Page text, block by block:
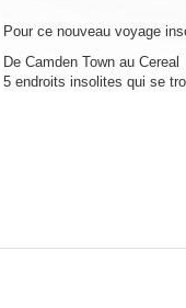
Pour ce nouveau voyage
De Camden Town au
5 endroits insolites qui se